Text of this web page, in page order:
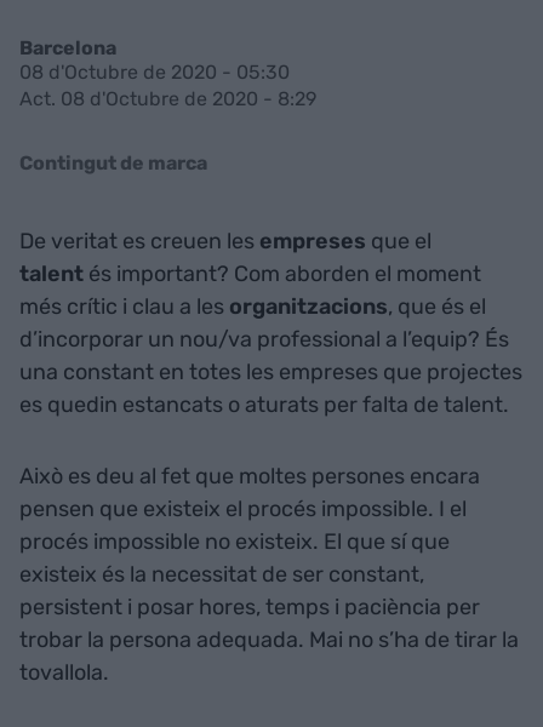
Barcelona
08 d'Octubre de 2020 - 05:30
Act. 08 d'Octubre de 2020 - 8:29
Contingut de marca
De veritat es creuen les empreses que el
talent és important? Com aborden el moment
més crític i clau a les organitzacions, que és el
d’incorporar un nou/va professional a l’equip? És
una constant en totes les empreses que projectes
es quedin estancats o aturats per falta de talent.
Això es deu al fet que moltes persones encara
pensen que existeix el procés impossible. I el
procés impossible no existeix. El que sí que
existeix és la necessitat de ser constant,
persistent i posar hores, temps i paciència per
trobar la persona adequada. Mai no s’ha de tirar la
tovallola.